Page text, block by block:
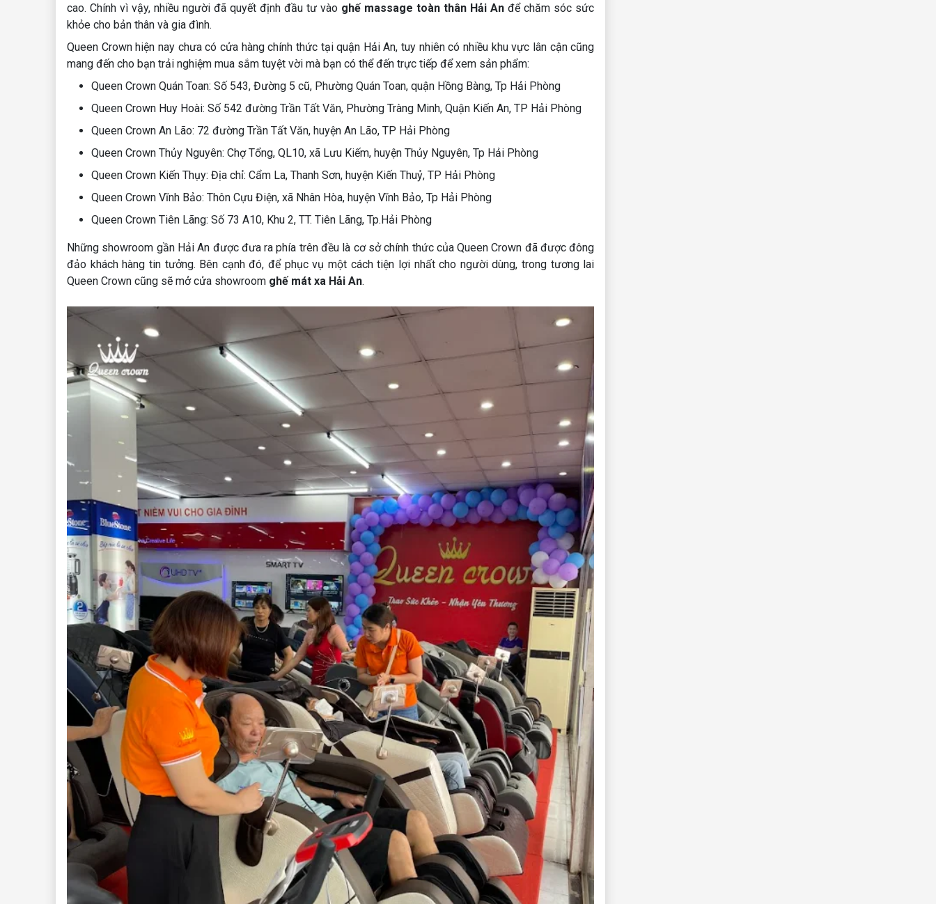
cao. Chính vì vậy, nhiều người đã quyết định đầu tư vào ghế massage toàn thân Hải An để chăm sóc sức
khỏe cho bản thân và gia đình.
Queen Crown hiện nay chưa có cửa hàng chính thức tại quận Hải An, tuy nhiên có nhiều khu vực lân cận cũng
mang đến cho bạn trải nghiệm mua sắm tuyệt vời mà bạn có thể đến trực tiếp để xem sản phẩm:
Queen Crown Quán Toan: Số 543, Đường 5 cũ, Phường Quán Toan, quận Hồng Bàng, Tp Hải Phòng
Queen Crown Huy Hoài: Số 542 đường Trần Tất Văn, Phường Tràng Minh, Quận Kiến An, TP Hải Phòng
Queen Crown An Lão: 72 đường Trần Tất Văn, huyện An Lão, TP Hải Phòng
Queen Crown Thủy Nguyên: Chợ Tổng, QL10, xã Lưu Kiếm, huyện Thủy Nguyên, Tp Hải Phòng
Queen Crown Kiến Thụy: Địa chỉ: Cẩm La, Thanh Sơn, huyện Kiến Thuỷ, TP Hải Phòng
Queen Crown Vĩnh Bảo: Thôn Cựu Điện, xã Nhân Hòa, huyện Vĩnh Bảo, Tp Hải Phòng
Queen Crown Tiên Lãng: Số 73 A10, Khu 2, TT. Tiên Lãng, Tp.Hải Phòng
Những showroom gần Hải An được đưa ra phía trên đều là cơ sở chính thức của Queen Crown đã được đông
đảo khách hàng tin tưởng. Bên cạnh đó, để phục vụ một cách tiện lợi nhất cho người dùng, trong tương lai
Queen Crown cũng sẽ mở cửa showroom ghế mát xa Hải An.